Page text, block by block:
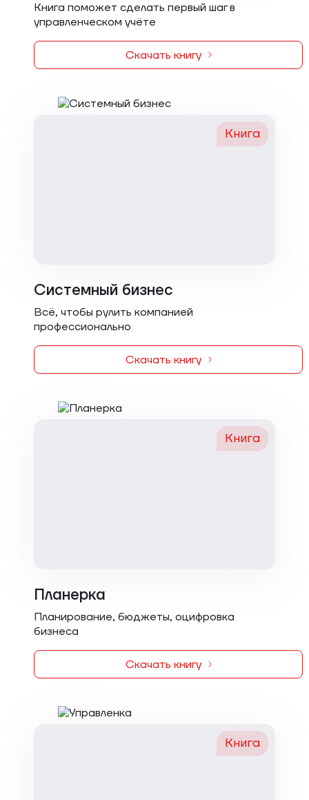
Книга поможет сделать первый шаг в
управленческом учёте
Скачать книгу
Книга
Системный бизнес
Всё, чтобы рулить компанией
профессионально
Скачать книгу
Книга
Планерка
Планирование, бюджеты, оцифровка
бизнеса
Скачать книгу
Книга